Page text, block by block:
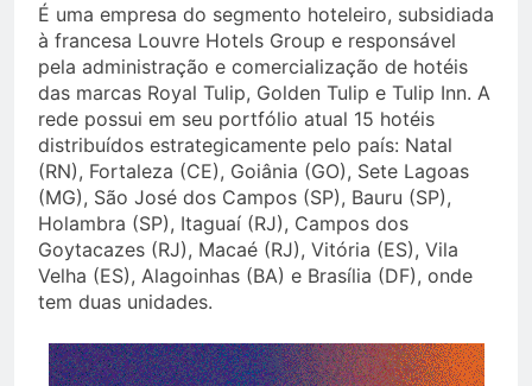
É uma empresa do segmento hoteleiro, subsidiada
à francesa Louvre Hotels Group e responsável
pela administração e comercialização de hotéis
das marcas Royal Tulip, Golden Tulip e Tulip Inn. A
rede possui em seu portfólio atual 15 hotéis
distribuídos estrategicamente pelo país: Natal
(RN), Fortaleza (CE), Goiânia (GO), Sete Lagoas
(MG), São José dos Campos (SP), Bauru (SP),
Holambra (SP), Itaguaí (RJ), Campos dos
Goytacazes (RJ), Macaé (RJ), Vitória (ES), Vila
Velha (ES), Alagoinhas (BA) e Brasília (DF), onde
tem duas unidades.